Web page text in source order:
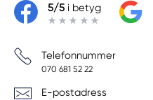
5/5i betyg
Telefonnummer
070 681 52 22
E-postadress